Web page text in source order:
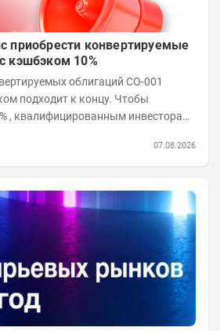
приобрести конвертируемые
кэшбэком 10%
облигаций СО-001
07.08.2026